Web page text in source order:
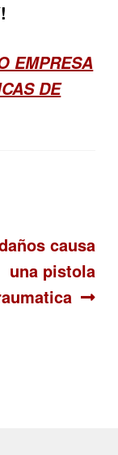
EMPRESA
DE
causa
una pistola